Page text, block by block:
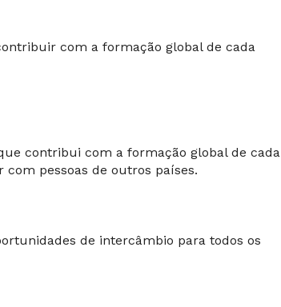
com a formação global de cada
contribui com a formação global de cada
pessoas de outros países.
de intercâmbio para todos os